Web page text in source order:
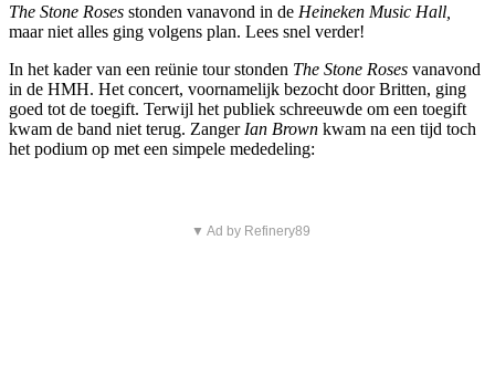
The Stone Roses stonden vanavond in de Heineken Music Hall,
maar niet alles ging volgens plan. Lees snel verder!
In het kader van een reünie tour stonden The Stone Roses vanavond
in de HMH. Het concert, voornamelijk bezocht door Britten, ging
goed tot de toegift. Terwijl het publiek schreeuwde om een toegift
kwam de band niet terug. Zanger Ian Brown kwam na een tijd toch
het podium op met een simpele mededeling:
▼ Ad by Refinery89